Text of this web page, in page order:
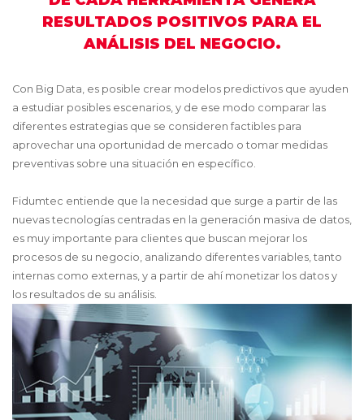
RESULTADOS POSITIVOS PARA EL
ANÁLISIS DEL NEGOCIO.
Con Big Data, es posible crear modelos predictivos que ayuden
a estudiar posibles escenarios, y de ese modo comparar las
diferentes estrategias que se consideren factibles para
aprovechar una oportunidad de mercado o tomar medidas
preventivas sobre una situación en específico.
Fidumtec entiende que la necesidad que surge a partir de las
nuevas tecnologías centradas en la generación masiva de datos,
es muy importante para clientes que buscan mejorar los
procesos de su negocio, analizando diferentes variables, tanto
internas como externas, y a partir de ahí monetizar los datos y
los resultados de su análisis.